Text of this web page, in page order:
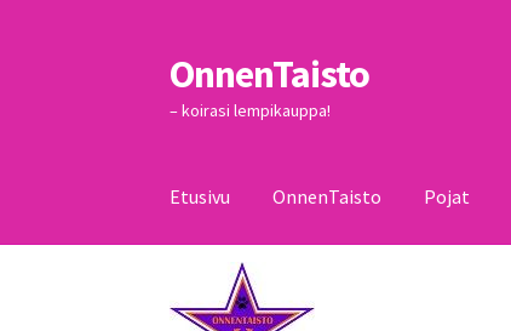
Siirry
navigointiin
Siirry
sisältöön
OnnenTaisto
– koirasi lempikauppa!
Etusivu OnnenTaisto Pojat
Kassa